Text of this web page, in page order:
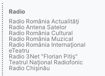
Radio
Radio România Actualităţi
Radio Antena Satelor
Radio România Cultural
Radio România Muzical
Radio România Internaţional
eTeatru
Radio 3Net "Florian Pitiş"
Teatrul Naţional Radiofonic
Radio Chişinău